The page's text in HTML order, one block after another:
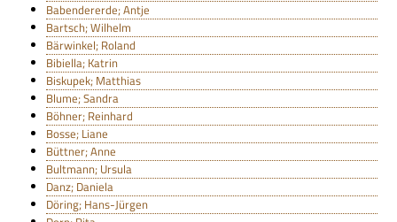
Babendererde; Antje
Bartsch; Wilhelm
Bärwinkel; Roland
Bibiella; Katrin
Biskupek; Matthias
Blume; Sandra
Böhner; Reinhard
Bosse; Liane
Büttner; Anne
Bultmann; Ursula
Danz; Daniela
Döring; Hans-Jürgen